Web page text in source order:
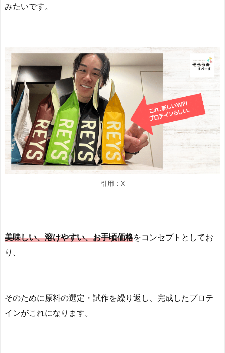
みたいです。
引用：X
美味しい、溶けやすい、お手頃価格をコンセプトとしてお
り、
そのために原料の選定・試作を繰り返し、完成したプロテ
インがこれになります。